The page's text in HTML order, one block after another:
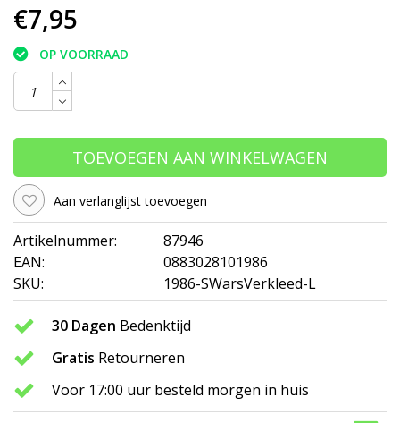
€7,95
OP VOORRAAD
TOEVOEGEN AAN WINKELWAGEN
Aan verlanglijst toevoegen
Artikelnummer:
87946
EAN:
0883028101986
SKU:
1986-SWarsVerkleed-L
30 Dagen Bedenktijd
Gratis Retourneren
Voor 17:00 uur besteld morgen in huis